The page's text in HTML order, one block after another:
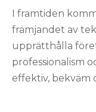
I framtiden
främjandet av
upprätthålla
professionalism
effektiv, bekväm